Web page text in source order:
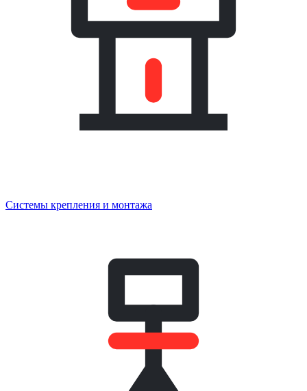
Системы крепления и монтажа